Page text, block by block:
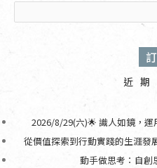
近期
2026/8/29(六)🌟 識人如鏡，
從價值探索到行動實踐的生涯發
動手做思考：自創